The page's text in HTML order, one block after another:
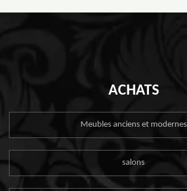
ACHATS
Meubles anciens et modernes
salons